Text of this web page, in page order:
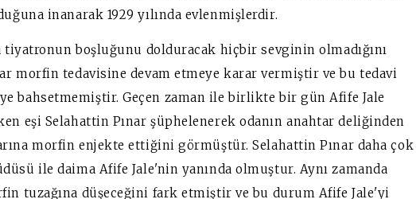
inanarak 1929 yılında evlenmişlerdir.
tiyatronun boşluğunu dolduracak hiçbir sevginin olmadığını
morfin tedavisine devam etmeye karar vermiştir ve bu tedavi
bahsetmemiştir. Geçen zaman ile birlikte bir gün Afife Jale
eşi Selahattin Pınar şüphelenerek odanın anahtar deliğinden
morfin enjekte ettiğini görmüştür. Selahattin Pınar daha çok
ile daima Afife Jale'nin yanında olmuştur. Aynı zamanda
tuzağına düşeceğini fark etmiştir ve bu durum Afife Jale'yi